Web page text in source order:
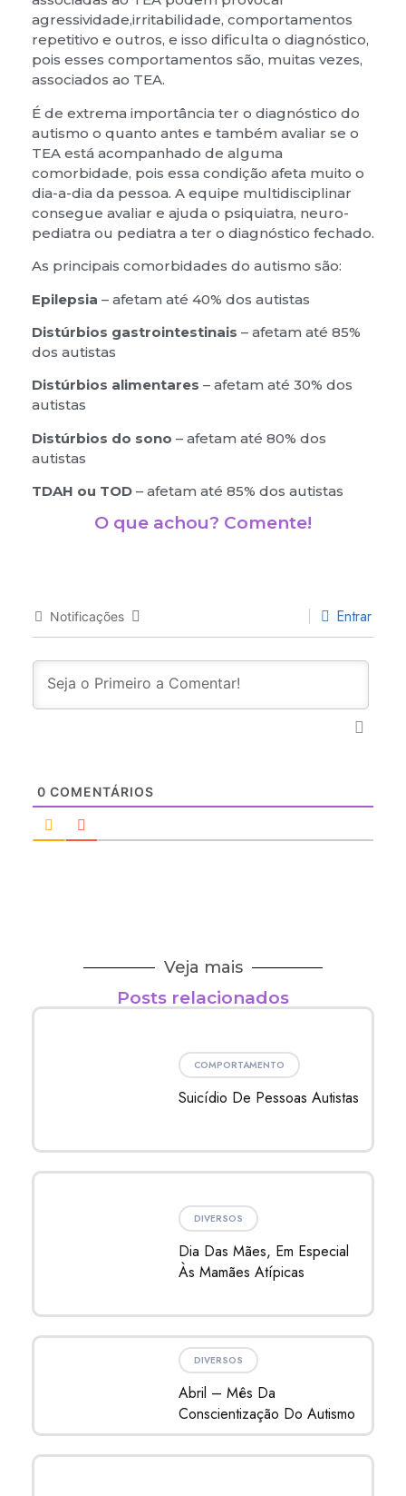
TEA está acompanhado de alguma
comorbidade, pois essa condição afeta muito o
dia-a-dia da pessoa. A equipe multidisciplinar
consegue avaliar e ajuda o psiquiatra, neuro-
pediatra ou pediatra a ter o diagnóstico fechado.
As principais comorbidades do autismo são:
Epilepsia – afetam até 40% dos autistas
Distúrbios gastrointestinais– afetam até 85%
dos autistas
Distúrbios alimentares– afetam até 30% dos
autistas
Distúrbios do sono– afetam até 80% dos
TDAH ou TOD
O que achou? Comente!
DIVERSOS
Dia Das Mães, Em Especial
DIVERSOS
Abril – Mês Da
Conscientização Do Autismo
DICAS
Preconceito No Autismo